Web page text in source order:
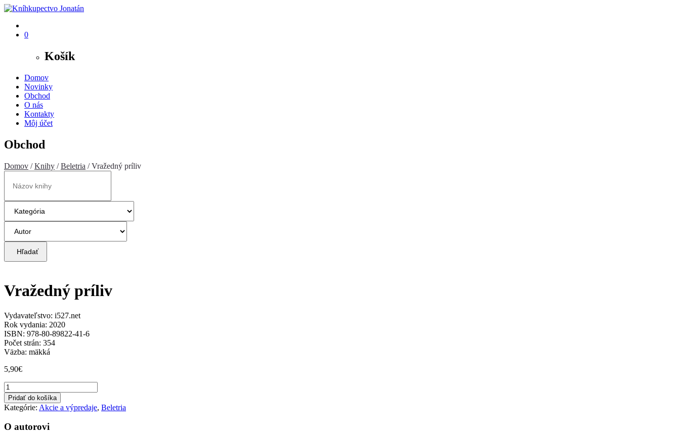
0
Košík
Domov
Novinky
Obchod
O nás
Kontakty
Môj účet
Obchod
Domov /Knihy /Beletria / Vražedný príliv
Hľadať
Vražedný príliv
Vydavateľstvo: i527.net
Rok vydania: 2020
ISBN: 978-80-89822-41-6
Počet strán: 354
Väzba: mäkká
5,90€
množstvo
Vražedný
príliv
Pridať do košíka
Kategórie: Akcie a výpredaje, Beletria
O autorovi